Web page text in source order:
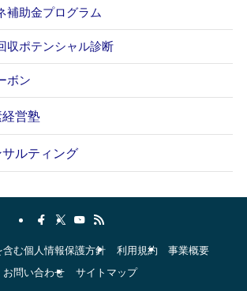
補助金プログラム
収ポテンシャル診断
ボン
営塾
ルティング
む個人情報保護方針 利用規約
事業概要
お問い合わせ
サイトマップ